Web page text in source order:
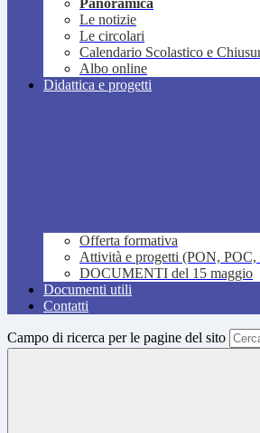
Panoramica
Le notizie
Le circolari
Calendario Scolastico e
Albo online
Didattica e progetti
Offerta formativa
Attività e progetti (PON,
DOCUMENTI del 15 maggio
Documenti utili
Contatti
Campo di ricerca per le pagine del sito